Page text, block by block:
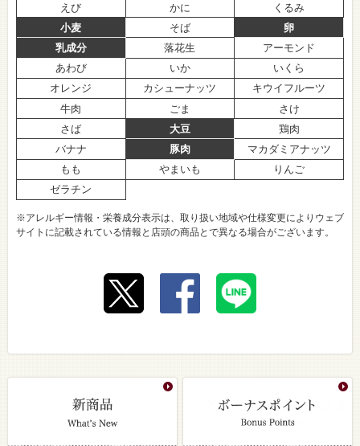
えび かに
くるみ
小麦
そば
卵
乳成分
落花生
アーモンド
あわび
いか
いくら
オレンジ
カシューナッツ
キウイフルーツ
牛肉
ごま
さけ
さば
大豆
鶏肉
バナナ
豚肉
マカダミアナッツ
もも
やまいも
りんご
ゼラチン
※アレルギー情報・栄養成分表示は、取り扱い地域や仕様変更によりウェブ
サイトに記載されている情報と店頭の商品とで異なる場合がございます。